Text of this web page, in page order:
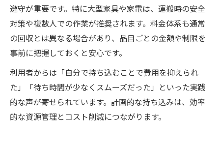
遵守が重要です。特に大型家具や家電は、運搬時の安全
対策や複数人での作業が推奨されます。料金体系も通常
の回収とは異なる場合があり、品目ごとの金額や制限を
事前に把握しておくと安心です。
利用者からは「自分で持ち込むことで費用を抑えられ
た」「待ち時間が少なくスムーズだった」といった実践
的な声が寄せられています。計画的な持ち込みは、効率
的な資源管理とコスト削減につながります。